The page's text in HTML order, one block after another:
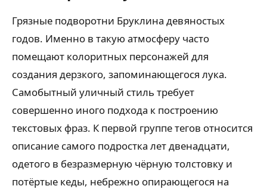
Грязные подворотни Бруклина девяностых
годов. Именно в такую атмосферу часто
помещают колоритных персонажей для
создания дерзкого, запоминающегося лука.
Самобытный уличный стиль требует
совершенно иного подхода к построению
текстовых фраз. К первой группе тегов относится
описание самого подростка лет двенадцати,
одетого в безразмерную чёрную толстовку и
потёртые кеды, небрежно опирающегося на